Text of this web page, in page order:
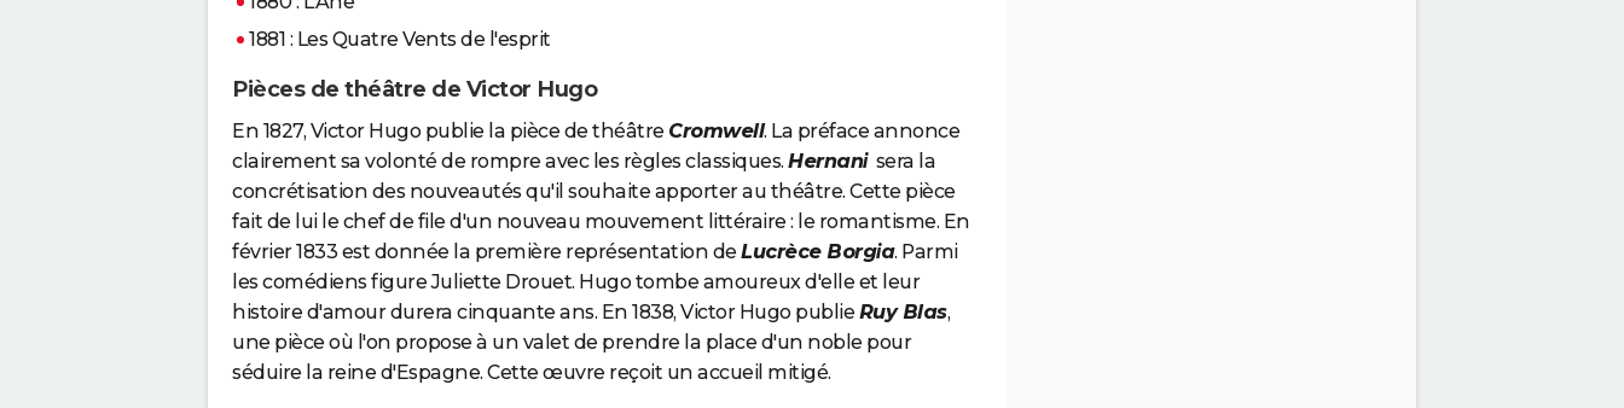
1881 : Les Quatre Vents de l'esprit
Pièces de théâtre de Victor Hugo
En 1827, Victor Hugo publie la pièce de théâtre Cromwell. La préface annonce
clairement sa volonté de rompre avec les règles classiques. Hernanisera la
concrétisation des nouveautés qu'il souhaite apporter au théâtre. Cette pièce
fait de lui le chef de file d'un nouveau mouvement littéraire : le romantisme. En
février 1833 est donnée la première représentation de Lucrèce Borgia. Parmi
les comédiens figure Juliette Drouet. Hugo tombe amoureux d'elle et leur
histoire d'amour durera cinquante ans. En 1838, Victor Hugo publie Ruy Blas,
une pièce où l'on propose à un valet de prendre la place d'un noble pour
séduire la reine d'Espagne. Cette œuvre reçoit un accueil mitigé.